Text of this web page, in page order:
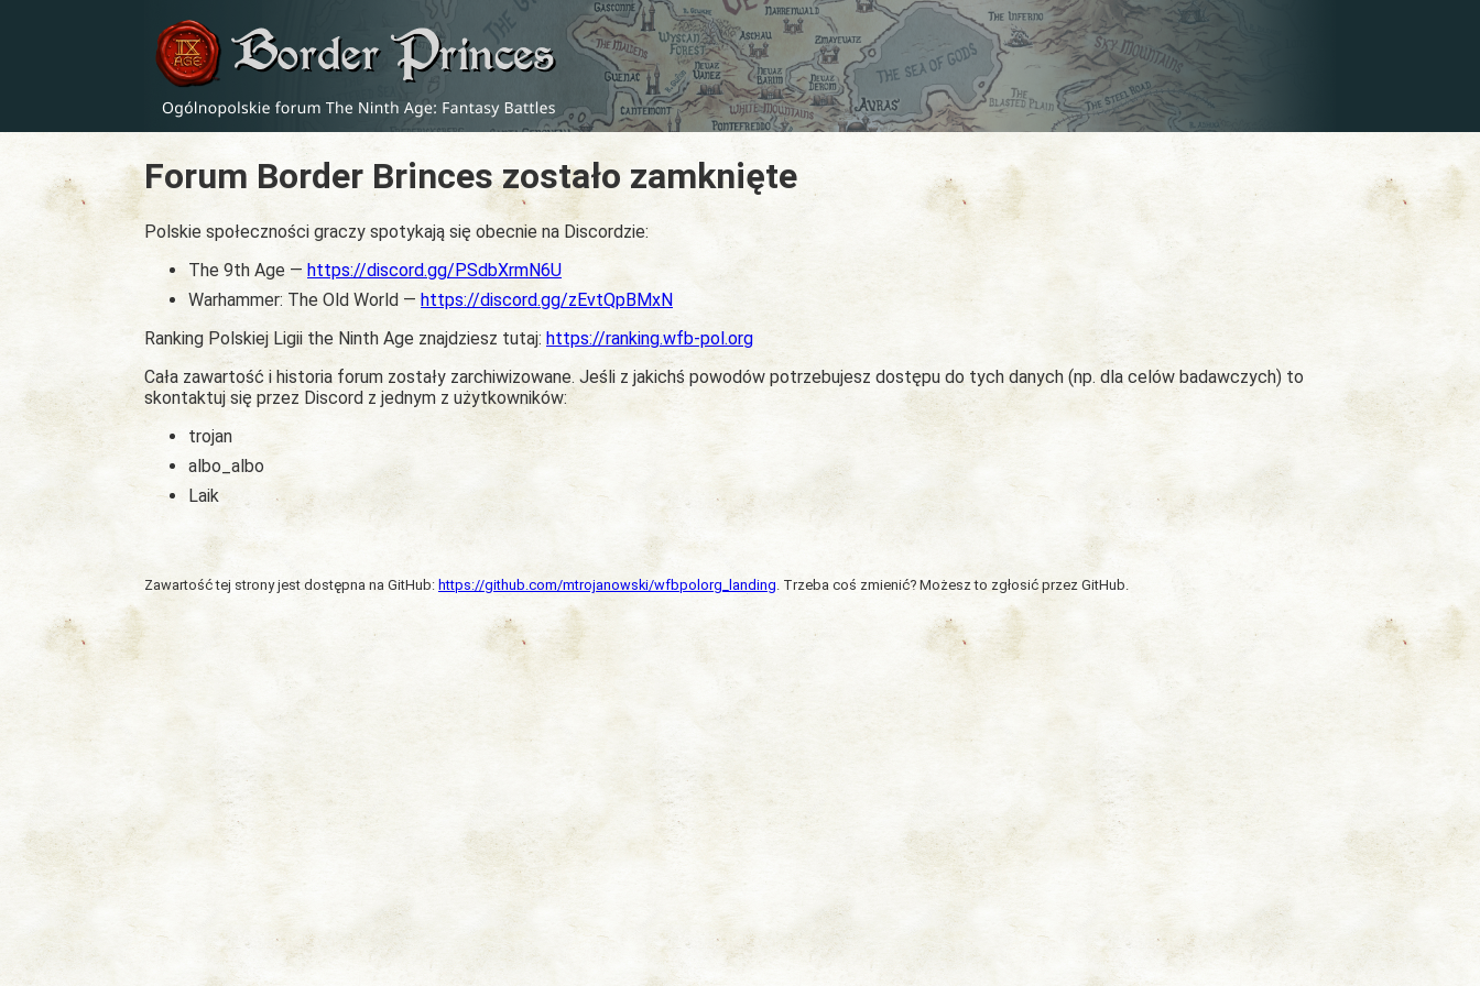
Forum Border Brinces zostało zamknięte
Polskie społeczności graczy spotykają się obecnie na Discordzie:
The 9th Age — https://discord.gg/PSdbXrmN6U
Warhammer: The Old World — https://discord.gg/zEvtQpBMxN
Ranking Polskiej Ligii the Ninth Age znajdziesz tutaj: https://ranking.wfb-pol.org
Cała zawartość i historia forum zostały zarchiwizowane. Jeśli z jakichś powodów potrzebujesz dostępu do tych danych (np. dla celów badawczych) to
skontaktuj się przez Discord z jednym z użytkowników:
trojan
albo_albo
Laik
Zawartość tej strony jest dostępna na GitHub: https://github.com/mtrojanowski/wfbpolorg_landing . Trzeba coś zmienić? Możesz to zgłosić przez GitHub.